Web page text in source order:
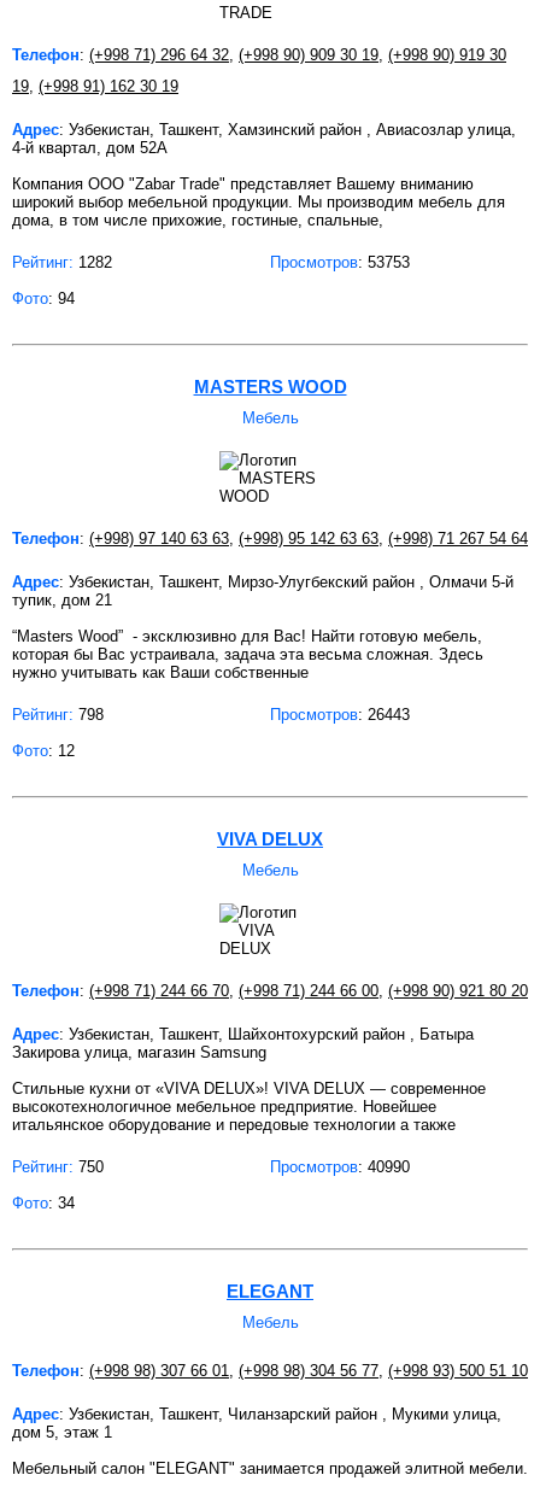
Телефон: (+998 71) 296 64 32, (+998 90) 909 30 19, (+998 90) 919 30
19, (+998 91) 162 30 19
Адрес: Узбекистан, Ташкент, Хамзинский район , Авиасозлар улица,
4-й квартал, дом 52А
Компания OOO "Zabar Trade" представляет Вашему вниманию
широкий выбор мебельной продукции. Мы производим мебель для
дома, в том числе прихожие, гостиные, спальные,
Рейтинг: 1282 Просмотров: 53753
Фото: 94
MASTERS WOOD
Мебель
Телефон: (+998) 97 140 63 63, (+998) 95 142 63 63, (+998) 71 267 54 64
Адрес: Узбекистан, Ташкент, Мирзо-Улугбекский район , Олмачи 5-й
тупик, дом 21
“Masters Wood” - эксклюзивно для Вас! Найти готовую мебель,
которая бы Вас устраивала, задача эта весьма сложная. Здесь
нужно учитывать как Ваши собственные
Рейтинг: 798 Просмотров: 26443
Фото: 12
VIVA DELUX
Мебель
Телефон: (+998 71) 244 66 70, (+998 71) 244 66 00, (+998 90) 921 80 20
Адрес: Узбекистан, Ташкент, Шайхонтохурский район , Батыра
Закирова улица, магазин Samsung
Стильные кухни от «VIVA DELUX»! VIVA DELUX — современное
высокотехнологичное мебельное предприятие. Новейшее
итальянское оборудование и передовые технологии а также
Рейтинг: 750 Просмотров: 40990
Фото: 34
ELEGANT
Мебель
Телефон: (+998 98) 307 66 01, (+998 98) 304 56 77, (+998 93) 500 51 10
Адрес: Узбекистан, Ташкент, Чиланзарский район , Мукими улица,
дом 5, этаж 1
Мебельный салон "ELEGANT" занимается продажей элитной мебели.